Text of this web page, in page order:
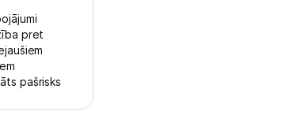
pret
pašrisks